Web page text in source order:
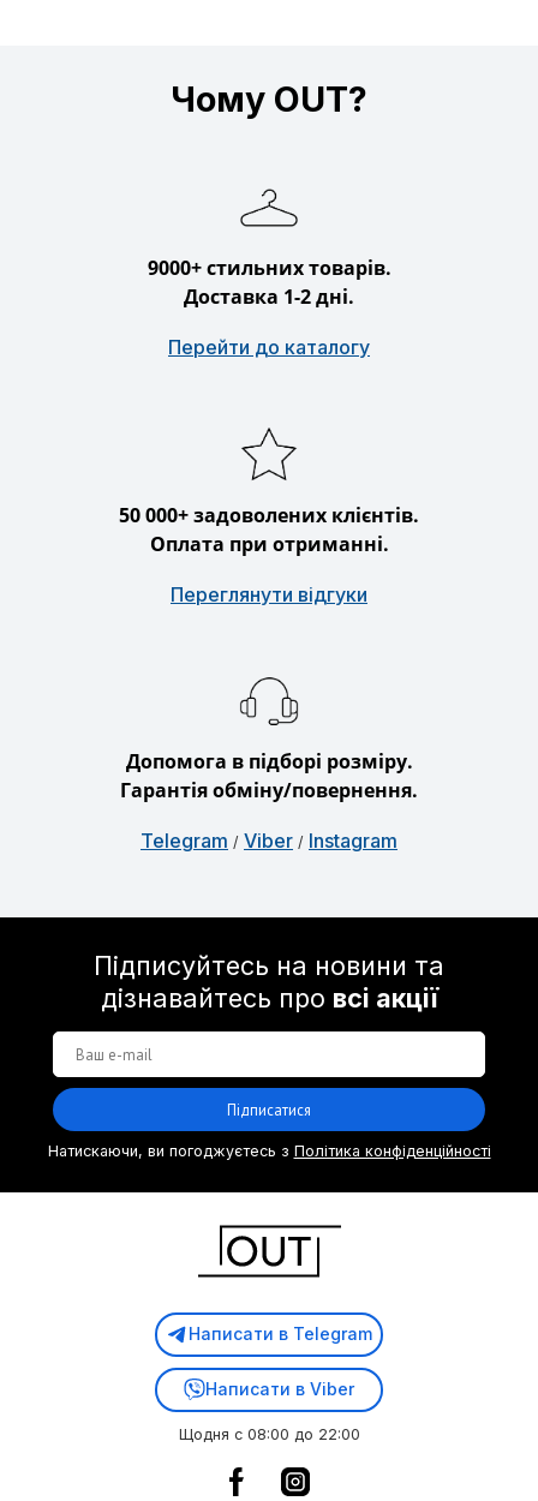
Чому OUT?
9000+ стильних товарів.
Доставка 1-2 дні.
Перейти до каталогу
50 000+ задоволених клієнтів.
Оплата при отриманні.
Переглянути відгуки
Допомога в підборі розміру.
Гарантія обміну/повернення.
Telegram / Viber / Instagram
Підписуйтесь на новини та
дізнавайтесь про всі акції
Підписатися
Натискаючи, ви погоджуєтесь з Політика конфіденційності
Написати в Telegram
Написати в Viber
Щодня с 08:00 до 22:00